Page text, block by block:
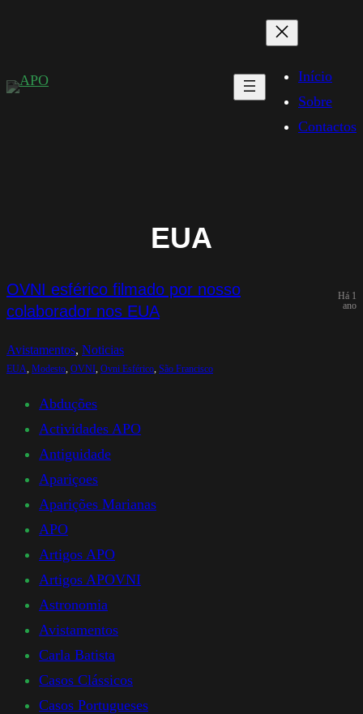
conteúdo
Início
Sobre
Contactos
EUA
OVNI esférico filmado por nosso
colaborador nos EUA
Há 1
ano
Avistamentos, Noticias
EUA Modesto OVNI Ovni Esférico São Francisco
Abduções
Actividades APO
Antiguidade
Apariçoes
Aparições Marianas
APO
Artigos APO
Artigos APOVNI
Astronomia
Avistamentos
Carla Batista
Casos Clássicos
Casos Portugueses